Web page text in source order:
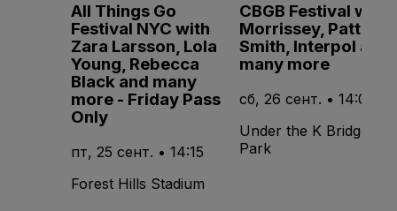
All Things Go
Festival NYC with
Zara Larsson, Lola
Young, Rebecca
Black and many
more - Friday Pass
Only
пт, 25 сент. • 14:15
Forest Hills Stadium
CBGB Festival with
Morrissey, Patti
Smith, Interpol and
many more
сб, 26 сент. • 14:00
Under the K Bridge
Park